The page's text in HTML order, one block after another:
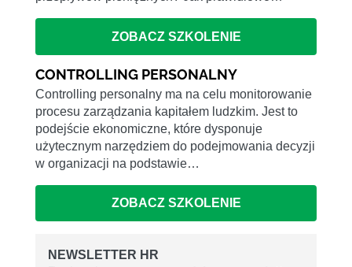
ZOBACZ SZKOLENIE
CONTROLLING PERSONALNY
Controlling personalny ma na celu monitorowanie
procesu zarządzania kapitałem ludzkim. Jest to
podejście ekonomiczne, które dysponuje
użytecznym narzędziem do podejmowania decyzji
w organizacji na podstawie…
ZOBACZ SZKOLENIE
NEWSLETTER HR